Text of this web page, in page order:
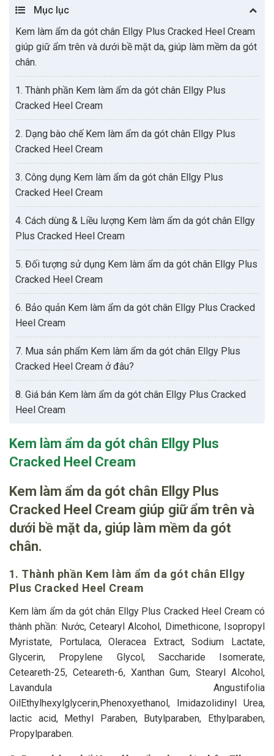
Mục lục
Kem làm ẩm da gót chân Ellgy Plus Cracked Heel Cream
giúp giữ ẩm trên và dưới bề mặt da, giúp làm mềm da gót
chân.
1. Thành phần Kem làm ẩm da gót chân Ellgy Plus
Cracked Heel Cream
2. Dạng bào chế Kem làm ẩm da gót chân Ellgy Plus
Cracked Heel Cream
3. Công dụng Kem làm ẩm da gót chân Ellgy Plus
Cracked Heel Cream
4. Cách dùng & Liều lượng Kem làm ẩm da gót chân Ellgy
Plus Cracked Heel Cream
5. Đối tượng sử dụng Kem làm ẩm da gót chân Ellgy Plus
Cracked Heel Cream
6. Bảo quản Kem làm ẩm da gót chân Ellgy Plus Cracked
Heel Cream
7. Mua sản phẩm Kem làm ẩm da gót chân Ellgy Plus
Cracked Heel Cream ở đâu?
8. Giá bán Kem làm ẩm da gót chân Ellgy Plus Cracked
Heel Cream
Kem làm ẩm da gót chân Ellgy Plus
Cracked Heel Cream
Kem làm ẩm da gót chân Ellgy Plus
Cracked Heel Cream giúp giữ ẩm trên và
dưới bề mặt da, giúp làm mềm da gót
chân.
1. Thành phần Kem làm ẩm da gót chân Ellgy
Plus Cracked Heel Cream
Kem làm ẩm da gót chân Ellgy Plus Cracked Heel Cream có
thành phần: Nước, Cetearyl Alcohol, Dimethicone, Isopropyl
Myristate, Portulaca, Oleracea Extract, Sodium Lactate,
Glycerin, Propylene Glycol, Saccharide Isomerate,
Ceteareth-25, Ceteareth-6, Xanthan Gum, Stearyl Alcohol,
Lavandula Angustifolia
OilEthylhexylglycerin,Phenoxyethanol, Imidazolidinyl Urea,
lactic acid, Methyl Paraben, Butylparaben, Ethylparaben,
Propylparaben.